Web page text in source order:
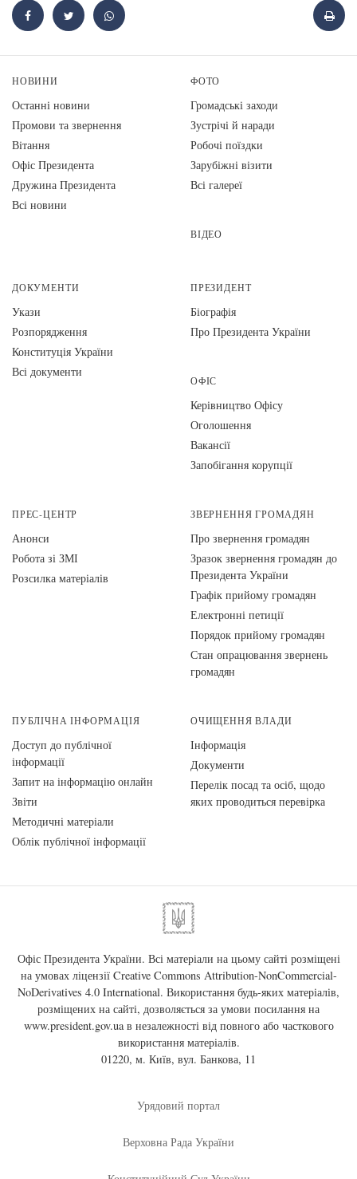
НОВИНИ
Останні новини
Промови та звернення
Вiтання
Офіс Президента
Дружина Президента
Всі новини
ФОТО
Громадські заходи
Зустрічі й наради
Робочі поїздки
Зарубіжні візити
Всі галереї
ВІДЕО
ДОКУМЕНТИ
Укази
Розпорядження
Конституція України
Всі документи
ПРЕЗИДЕНТ
Біографія
Про Президента України
ОФІС
Керівництво Офісу
Оголошення
Вакансії
Запобігання корупції
ПРЕС-ЦЕНТР
Анонси
Робота зі ЗМІ
Розсилка матеріалів
ЗВЕРНЕННЯ ГРОМАДЯН
Про звернення громадян
Зразок звернення громадян до
Президента України
Графік прийому громадян
Електронні петиції
Порядок прийому громадян
Стан опрацювання звернень
громадян
ПУБЛІЧНА ІНФОРМАЦІЯ
Доступ до публічної
інформації
Запит на інформацію онлайн
Звіти
Методичні матеріали
Облік публічної інформації
ОЧИЩЕННЯ ВЛАДИ
Інформація
Документи
Перелік посад та осіб, щодо
яких проводиться перевірка
Офіс Президента України. Всі матеріали на цьому сайті розміщені
на умовах ліцензії Creative Commons Attribution-NonCommercial-
NoDerivatives 4.0 International. Використання будь-яких матеріалів,
розміщених на сайті, дозволяється за умови посилання на
www.president.gov.uaв незалежності від повного або часткового
використання матеріалів.
01220, м. Київ, вул. Банкова, 11
Урядовий портал
Верховна Рада України